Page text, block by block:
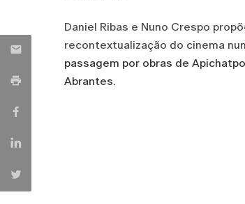
Daniel Ribas e Nuno Crespo
recontextualização do cinema
passagem por obras de
Abrantes.